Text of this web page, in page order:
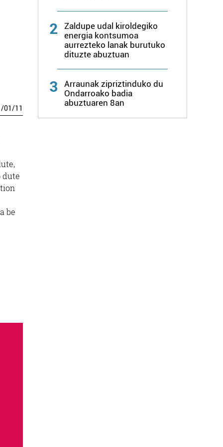
/01/11
dute
be
2
Zaldupe udal kiroldegiko
energia kontsumoa
aurrezteko lanak burutuko
dituzte abuztuan
3
Arraunak zipriztinduko du
Ondarroako badia
abuztuaren 8an